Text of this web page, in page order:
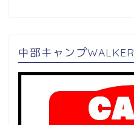
中部キャンプWALKER